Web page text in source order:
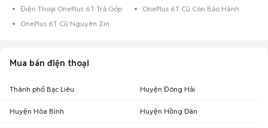
Điện Thoại OnePlus 6T Trả Góp
OnePlus 6T Cũ Còn Bảo Hành
OnePlus 6T Cũ Nguyên Zin
Mua bán điện thoại
Thành phố Bạc Liêu Huyện Đông Hải
Huyện Hòa Bình Huyện Hồng Dân